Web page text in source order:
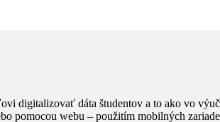
digitalizovať dáta študentov a to ako vo
pomocou webu – použitím mobilných